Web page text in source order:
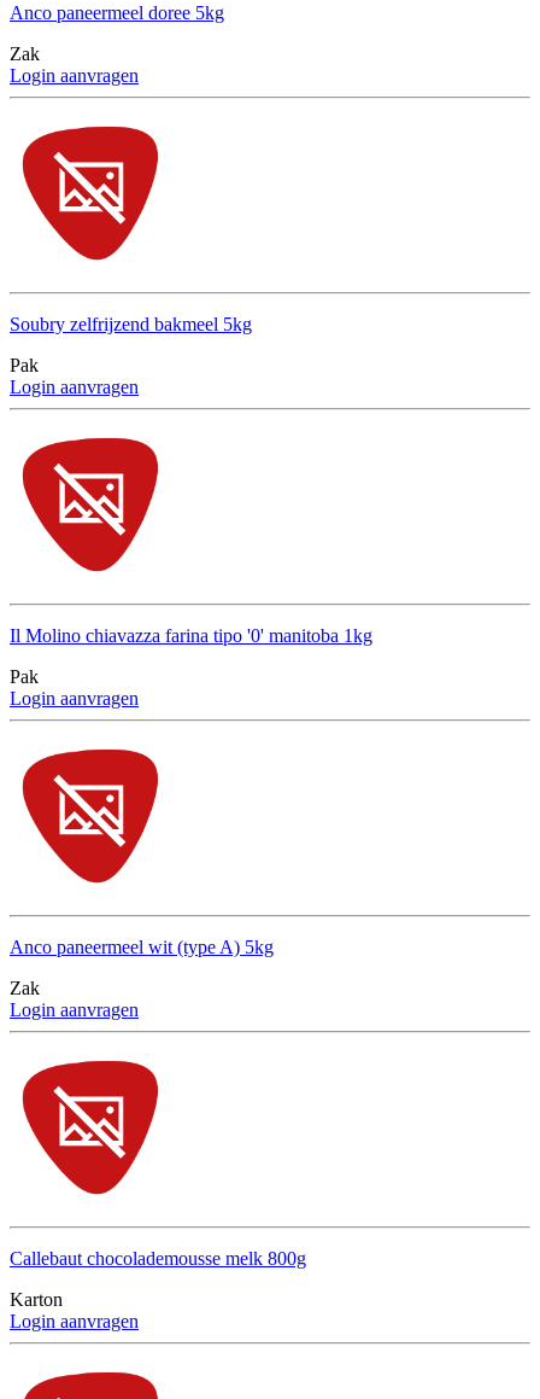
Anco paneermeel doree 5kg
Zak
Login aanvragen
Soubry zelfrijzend bakmeel 5kg
Pak
Login aanvragen
Il Molino chiavazza farina tipo '0' manitoba 1kg
Pak
Login aanvragen
Anco paneermeel wit (type A) 5kg
Zak
Login aanvragen
Callebaut chocolademousse melk 800g
Karton
Login aanvragen